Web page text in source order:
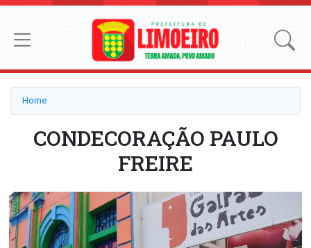
Home
CONDECORAÇÃO PAULO
FREIRE